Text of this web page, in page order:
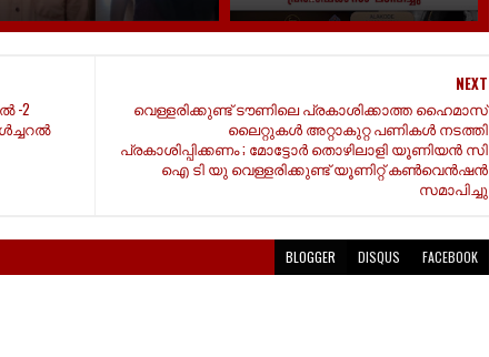
NEXT
വെള്ളരിക്കുണ്ട് ടൗണിലെ പ്രകാശിക്കാത്ത ഹൈമാസ്
ലൈറ്റുകൾ അറ്റാകുറ്റ പണികൾ നടത്തി
പ്രകാശിപ്പിക്കണം ; മോട്ടോർ തൊഴിലാളി യൂണിയൻ സി
ഐ ടി യു വെള്ളരിക്കുണ്ട് യൂണിറ്റ് കൺവെൻഷൻ
സമാപിച്ചു
-2
BLOGGER DISQUS FACEBOOK